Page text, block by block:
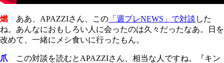
燃ああ、APAZZIさん、この 「週プレNEWS」で対談 した
ね。あんなにおもしろい人に会ったのは久々だったなあ。日を
改めて、一緒にメシ食いに行ったもん。
爪
この対談を読むとAPAZZIさん、相当な人ですね。『キン